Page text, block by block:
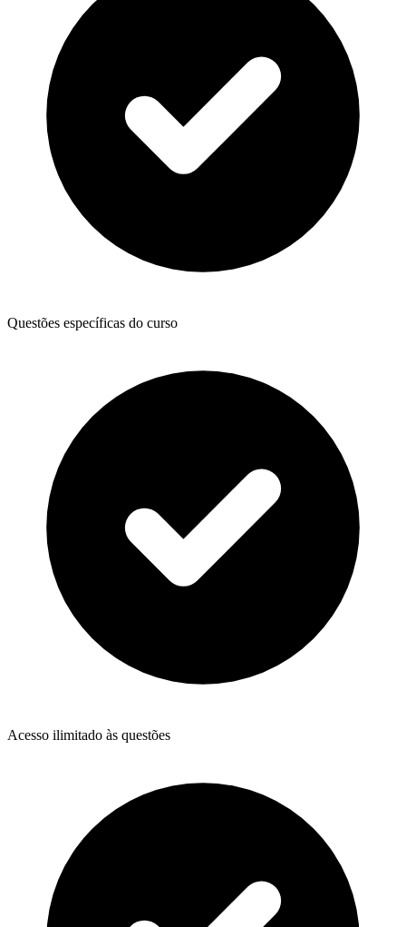
Questões específicas do curso
Acesso ilimitado às questões